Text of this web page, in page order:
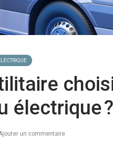
électrique ?
un commentaire